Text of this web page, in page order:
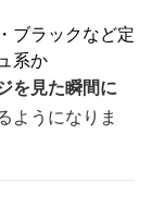
ブラックなど定
系か
を見た瞬間に
ようになりま